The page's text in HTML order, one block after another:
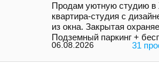
Продам уютную студию в
квартира-студия с
из окна. Закрытая
Подземный паркинг +
06.08.2026 31